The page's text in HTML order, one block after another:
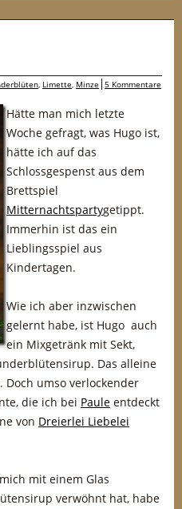
, Limette, Minze 5 Kommentare
Hätte man mich letzte
Woche gefragt, was Hugo ist,
hätte ich auf das
Schlossgespenst aus dem
Brettspiel
Mitternachtspartygetippt.
Immerhin ist das ein
Lieblingsspiel aus
Kindertagen.
Wie ich aber inzwischen
gelernt habe, ist Hugo auch
ein Mixgetränk mit Sekt,
Das alleine
umso verlockender
die ich bei Paule entdeckt
von Dreierlei Liebelei
mit einem Glas
verwöhnt hat, habe